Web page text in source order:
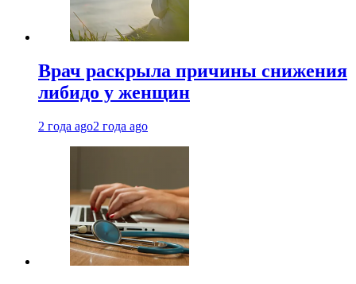
Врач раскрыла причины снижения
либидо у женщин
2 года ago2 года ago